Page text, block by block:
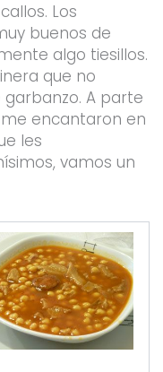
Los
buenos de
algo tiesillos.
que no
A parte
encantaron en
les
vamos un